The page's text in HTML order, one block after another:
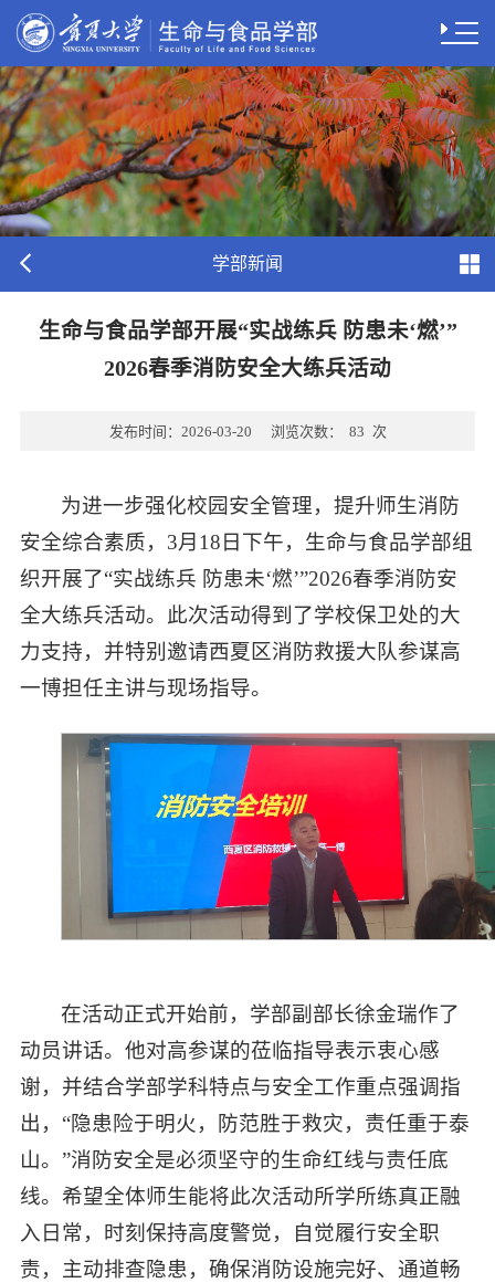
学部新闻
生命与食品学部开展“实战练兵 防患未‘燃’”
2026春季消防安全大练兵活动
发布时间： 2026-03-20 浏览次数： 83 次
为进一步强化校园安全管理，提升师生消防
安全综合素质，3月18日下午，生命与食品学部组
织开展了“实战练兵 防患未‘燃’”2026春季消防安
全大练兵活动。此次活动得到了学校保卫处的大
力支持，并特别邀请西夏区消防救援大队参谋高
一博担任主讲与现场指导。
在活动正式开始前，学部副部长徐金瑞作了
动员讲话。他对高参谋的莅临指导表示衷心感
谢，并结合学部学科特点与安全工作重点强调指
出，“隐患险于明火，防范胜于救灾，责任重于泰
山。”消防安全是必须坚守的生命红线与责任底
线。希望全体师生能将此次活动所学所练真正融
入日常，时刻保持高度警觉，自觉履行安全职
责，主动排查隐患，确保消防设施完好、通道畅